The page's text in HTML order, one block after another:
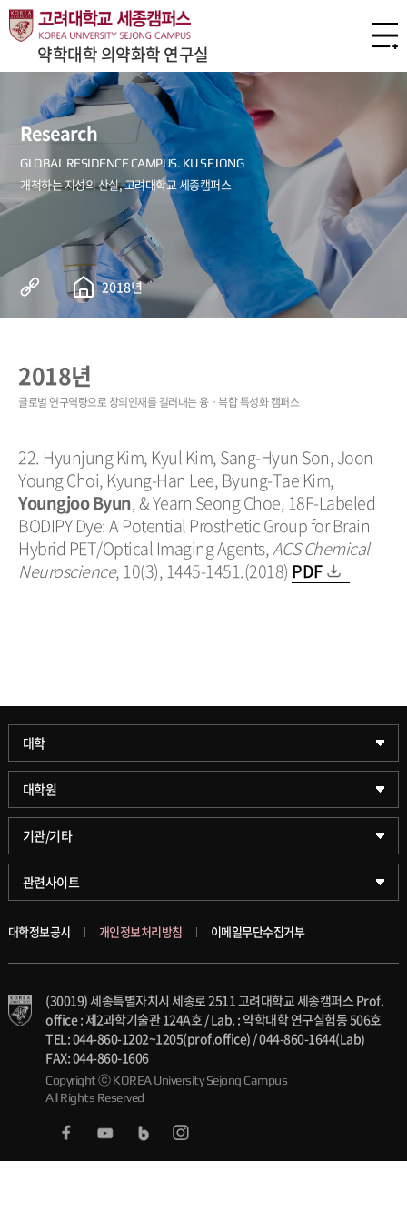
약학대학 의약화학 연구실
Research
2018년
2018년
22. Hyunjung Kim, Kyul Kim, Sang-Hyun Son, Joon
Young Choi, Kyung-Han Lee, Byung-Tae Kim,
Youngjoo Byun, & Yearn Seong Choe, 18F-Labeled
BODIPY Dye: A Potential Prosthetic Group for Brain
Hybrid PET/Optical Imaging Agents,ACS Chemical
Neuroscience, 10(3), 1445-1451.(2018) PDF
대학
과학기술대학
약학대학
글로벌비즈니스대학
공공정책대학
스마트도시학부
대학원
일반대학원
문화스포츠대학원
창업경영대학원
융합과학대학원
가속기과학과(일반대학원)
기관/기타
학술정보원(도서관)
학술정보팀
국제교류교육원
대학일자리플러스센터
세종학생상담센터
세종창업교육센터
관련사이트
KUPID
블랙보드
의료원
발전기금
인재양성통합관리시스템(KUSEUM)
대학정보공시 개인정보처리방침 이메일무단수집거부
(30019) 세종특별자치시 세종로 2511 고려대학교 세종캠퍼스 Prof.
office : 제2과학기술관 124A호 / Lab. : 약학대학 연구실험동 506호
TEL: 044-860-1202~1205(prof.office) / 044-860-1644(Lab)
FAX: 044-860-1606
Copyright ⓒ KOREA University Sejong Campus
All Rights Reserved